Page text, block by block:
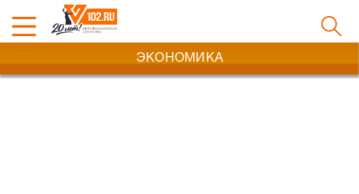
ЭКОНОМИКА